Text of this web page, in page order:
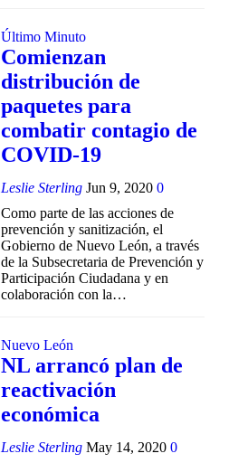
Último Minuto
Comienzan
distribución de
paquetes para
combatir contagio de
COVID-19
Leslie SterlingJun 9, 2020 0
Como parte de las acciones de
prevención y sanitización, el
Gobierno de Nuevo León, a través
de la Subsecretaria de Prevención y
Participación Ciudadana y en
colaboración con la…
Nuevo León
NL arrancó plan de
reactivación
económica
Leslie SterlingMay 14, 2020 0